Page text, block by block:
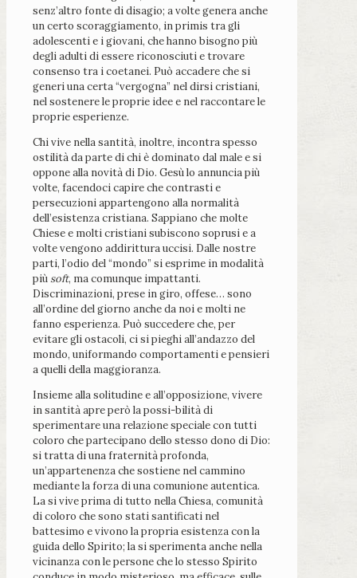
senz’altro fonte di disagio; a volte genera anche
un certo scoraggiamento, in primis tra gli
adolescenti e i giovani, che hanno bisogno più
degli adulti di essere riconosciuti e trovare
consenso tra i coetanei. Può accadere che si
generi una certa “vergogna” nel dirsi cristiani,
nel sostenere le proprie idee e nel raccontare le
proprie esperienze.
Chi vive nella santità, inoltre, incontra spesso
ostilità da parte di chi è dominato dal male e si
oppone alla novità di Dio. Gesù lo annuncia più
volte, facendoci capire che contrasti e
persecuzioni appartengono alla normalità
dell’esistenza cristiana. Sappiano che molte
Chiese e molti cristiani subiscono soprusi e a
volte vengono addirittura uccisi. Dalle nostre
parti, l’odio del “mondo” si esprime in modalità
piùsoft, ma comunque impattanti.
Discriminazioni, prese in giro, offese… sono
all’ordine del giorno anche da noi e molti ne
fanno esperienza. Può succedere che, per
evitare gli ostacoli, ci si pieghi all’andazzo del
mondo, uniformando comportamenti e pensieri
a quelli della maggioranza.
Insieme alla solitudine e all’opposizione, vivere
in santità apre però la possi-bilità di
sperimentare una relazione speciale con tutti
coloro che partecipano dello stesso dono di Dio:
si tratta di una fraternità profonda,
un’appartenenza che sostiene nel cammino
mediante la forza di una comunione autentica.
La si vive prima di tutto nella Chiesa, comunità
di coloro che sono stati santificati nel
battesimo e vivono la propria esistenza con la
guida dello Spirito; la si sperimenta anche nella
vicinanza con le persone che lo stesso Spirito